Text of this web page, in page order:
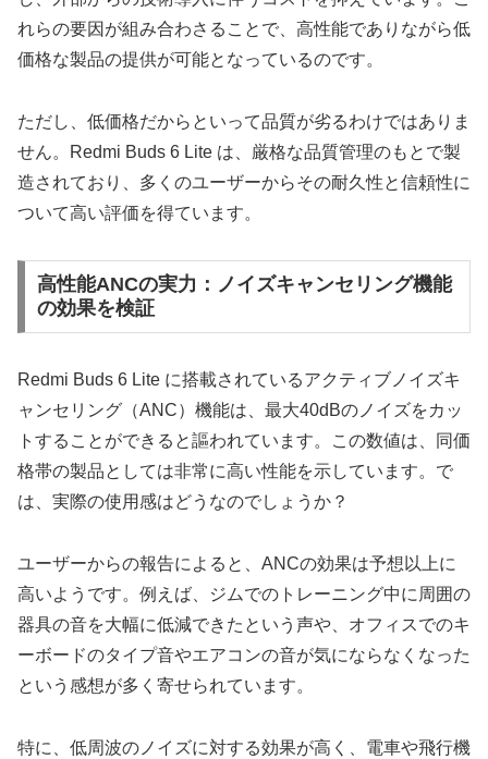
れらの要因が組み合わさることで、高性能でありながら低
価格な製品の提供が可能となっているのです。
ただし、低価格だからといって品質が劣るわけではありま
せん。Redmi Buds 6 Lite は、厳格な品質管理のもとで製
造されており、多くのユーザーからその耐久性と信頼性に
ついて高い評価を得ています。
高性能ANCの実力：ノイズキャンセリング機能
の効果を検証
Redmi Buds 6 Lite に搭載されているアクティブノイズキ
ャンセリング（ANC）機能は、最大40dBのノイズをカッ
トすることができると謳われています。この数値は、同価
格帯の製品としては非常に高い性能を示しています。で
は、実際の使用感はどうなのでしょうか？
ユーザーからの報告によると、ANCの効果は予想以上に
高いようです。例えば、ジムでのトレーニング中に周囲の
器具の音を大幅に低減できたという声や、オフィスでのキ
ーボードのタイプ音やエアコンの音が気にならなくなった
という感想が多く寄せられています。
特に、低周波のノイズに対する効果が高く、電車や飛行機